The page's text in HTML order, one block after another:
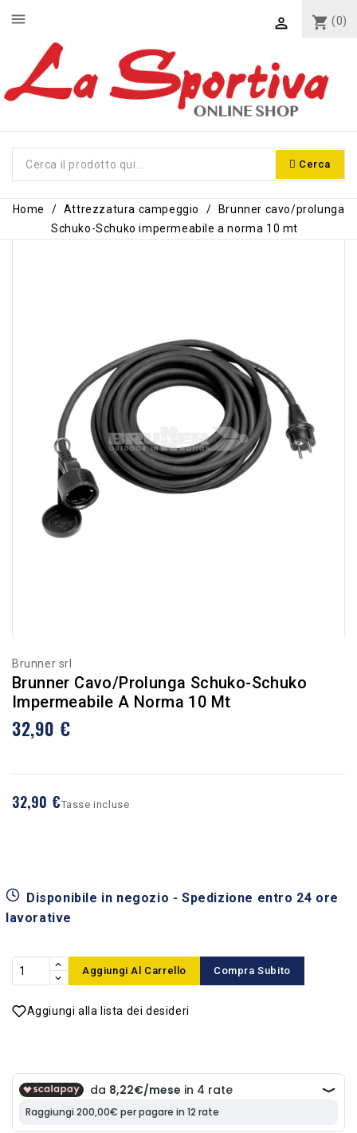
shopping_cart (0)

Cerca
menu
Home Attrezzatura campeggio
Brunner cavo/prolunga
Schuko-Schuko impermeabile a norma 10 mt
Brunner srl
Brunner Cavo/prolunga Schuko-Schuko
Impermeabile A Norma 10 Mt
32,90 €
32,90 €Tasse incluse
Disponibile in negozio - Spedizione entro 24 ore
lavorative
Aggiungi Al Carrello Compra Subito
Aggiungi alla lista dei desideri